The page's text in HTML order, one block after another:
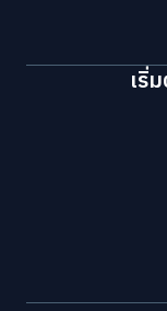
เริ่